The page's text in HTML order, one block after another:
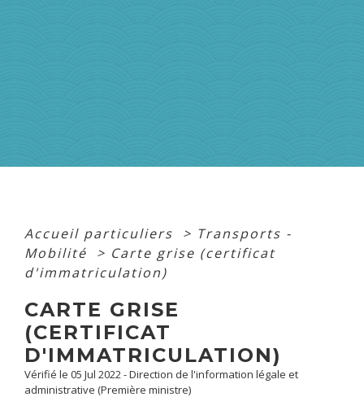
Accueil particuliers > Transports -
Mobilité
> Carte grise (certificat
d'immatriculation)
CARTE GRISE
(CERTIFICAT
D'IMMATRICULATION)
Vérifié le 05 Jul 2022 - Direction de l'information légale et
administrative (Première ministre)